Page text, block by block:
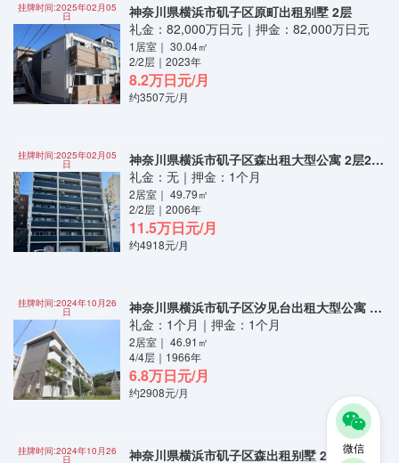
微信
挂牌时间:2025年02月05
日
神奈川県横浜市矶子区原町出租别墅 2层
礼金：82,000万日元｜押金：82,000万日元
1居室｜ 30.04㎡
2/2层｜2023年
8.2万日元/月
约3507元/月
挂牌时间:2025年02月05
日
神奈川県横浜市矶子区森出租大型公寓 2层2LDK
礼金：无｜押金：1个月
2居室｜ 49.79㎡
2/2层｜2006年
11.5万日元/月
约4918元/月
挂牌时间:2024年10月26
日
神奈川県横浜市矶子区汐见台出租大型公寓 4层2LDK
礼金：1个月｜押金：1个月
2居室｜ 46.91㎡
4/4层｜1966年
6.8万日元/月
约2908元/月
挂牌时间:2024年10月26
日
神奈川県横浜市矶子区森出租别墅 2层